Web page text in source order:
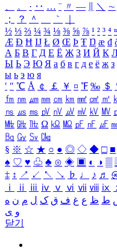
、
。 · ‥ … ¨ 〃 ― ＼ ∼
；
？ ＾ ｀
½ ⅓ ⅔ ¼ ¾ ⅛ ⅜ ⅝ ⅞ ¹ ² ³ ⁴ ⁿ
Æ Ð Ħ Ĳ Ł Ø Œ Þ Ŧ Ŋ æ đ
А Б В Г Д Е Ё Ж З И Й К
Ы Ь Э Ю Я а б в г д е ё ж з
ы ь э ю я
′ ″ ℃ Å ￠ ￡ ￥ ¤ ℉ ‰ ＄
㎙ ㎚ ㎛ ㎜ ㎝ ㎞ ㎟ ㎠ ㎡
㎱ ㎲ ㎳ ㎴ ㎵ ㎶ ㎷ ㎸ ㎹
㎒ ㎓ ㎔ Ω ㏀ ㏁ ㎊ ㎋ ㎌
㏃ ㏉ ㏜ ㏆
§ ※ ☆ ★ ○ ● ◎ ◇ ◆ □ ■
♠ ♡ ♥ ♧ ♣ ⊙ ◈ ▣ ◐ ◑ ▒
‡ ↕ ↗ ↙ ↖ ↘ ♭ ♩ ♪ ♬
ⅰ
ⅱ ⅲ ⅳ ⅴ ⅵ ⅶ ⅷ ⅸ
ط ظ ع غ ف ق ک ل م ن ه
و ی
닫기